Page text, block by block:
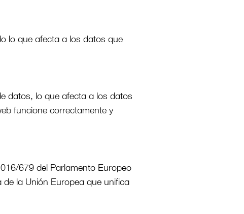
lo que afecta a los datos que
datos, lo que afecta a los datos
funcione correctamente y
679 del Parlamento Europeo
la Unión Europea que unifica